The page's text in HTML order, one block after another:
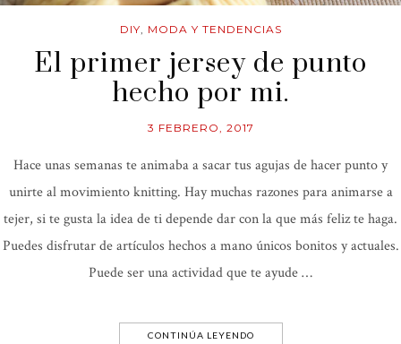
DIY, MODA Y TENDENCIAS
El primer jersey de punto
hecho por mi.
3 FEBRERO, 2017
Hace unas semanas te animaba a sacar tus agujas de hacer punto y
unirte al movimiento knitting. Hay muchas razones para animarse a
tejer, si te gusta la idea de ti depende dar con la que más feliz te haga.
Puedes disfrutar de artículos hechos a mano únicos bonitos y actuales.
Puede ser una actividad que te ayude …
CONTINÚA LEYENDO